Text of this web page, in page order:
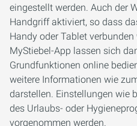
eingestellt werden. Auch der
Handgriff aktiviert, so dass
Handy oder Tablet
MyStiebel-App lassen sich
Grundfunktionen online
weitere Informationen wie
darstellen. Einstellungen wie
des Urlaubs- oder
vorgenommen werden.